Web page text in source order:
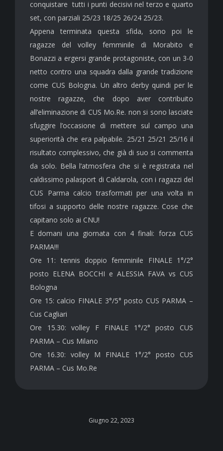
conquistare tutti i punti decisivi nel terzo e quarto
set, con parziali 25/23 18/25 26/24 25/23.
Appena terminata questa sfida, sono poi le
ragazze del volley femminile di Morabito e
Bonazzi a ergersi grande protagoniste, con un 3-0
netto contro una squadra dalla grande tradizione
come CUS Bologna. Un altro derby quindi per le
nostre ragazze, che dopo aver contribuito
all’eliminazione di CUS Mo.Re. non si sono lasciate
sfuggire l’occasione di mettere sul campo una
superiorità che era palpabile. 25/21 25/21 25/16 il
risultato complessivo, che già di suo si commenta
da solo. Bella l’atmosfera che si è registrata nel
caldissimo palasport di Caldarola, con i ragazzi del
CUS Parma calcio trasformati per una volta in
tifosi a supporto delle nostre ragazze. Cose che
capitano solo ai CNU!
E domani una giornata con 4 finali: forza CUS
PARMA!!!
Ore 11: tennis doppio femminile FINALE 1°/2°
posto ELENA BOCCHI e ALESSIA FAVA vs CUS
Bologna
Ore 15: calcio FINALE 3°/5° posto CUS PARMA –
Cus Cagliari
Ore 15.30: volley F FINALE 1°/2° posto CUS
PARMA – Cus Milano
Ore 16.30: volley M FINALE 1°/2° posto CUS
PARMA – Cus Mo.Re
Giugno 22, 2023